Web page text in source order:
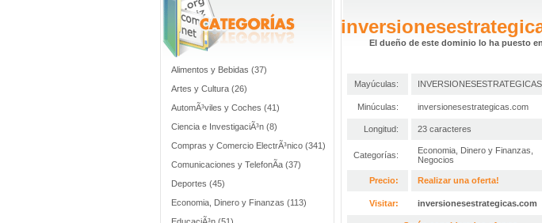
Alimentos y Bebidas (37)
Artes y Cultura (26)
AutomÃ³viles y Coches (41)
Ciencia e InvestigaciÃ³n (8)
Compras y Comercio ElectrÃ³nico (341)
Comunicaciones y TelefonÃ­a (37)
Deportes (45)
Economia, Dinero y Finanzas (113)
El dueño de este dominio lo ha puesto
Mayúculas:
Minúculas: inversionesestrategicas.com
Longitud: 23 caracteres
Categorías: Economia, Dinero y Finanzas
Negocios
Precio: Realizar una oferta!
Visitar: inversionesestrategicas.com